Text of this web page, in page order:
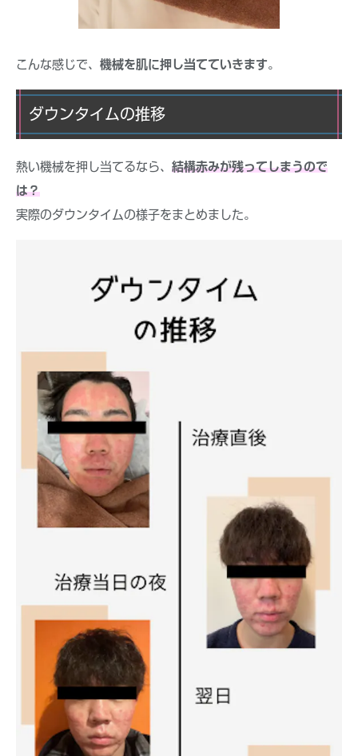
こんな感じで、 機械を肌に押し当てていきます。
ダウンタイムの推移
熱い機械を押し当てるなら、 結構赤みが残ってしまうので
は？
実際のダウンタイムの様子をまとめました。